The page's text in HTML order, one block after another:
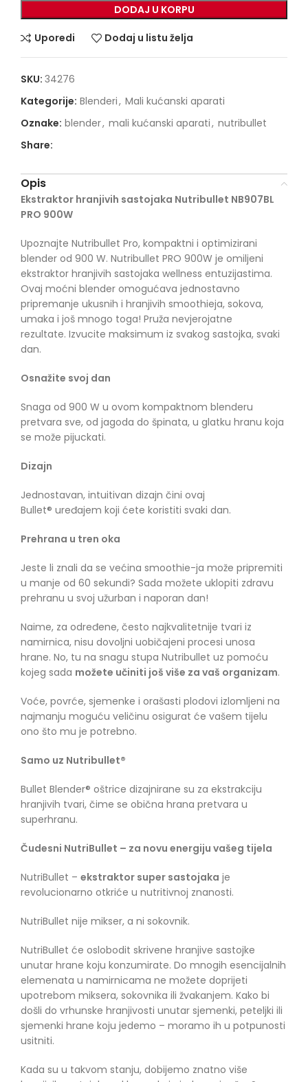
DODAJ U KORPU
Uporedi Dodaj u listu želja
SKU: 34276
Kategorije: Blenderi, Mali kućanski aparati
Oznake: blender, mali kućanski aparati, nutribullet
Share:
Opis
Ekstraktor hranjivih sastojaka Nutribullet NB907BL
PRO 900W
Upoznajte Nutribullet Pro, kompaktni i optimizirani
blender od 900 W. Nutribullet PRO 900W je omiljeni
ekstraktor hranjivih sastojaka wellness entuzijastima.
Ovaj moćni blender omogućava jednostavno
pripremanje ukusnih i hranjivih smoothieja, sokova,
umaka i još mnogo toga! Pruža nevjerojatne
rezultate. Izvucite maksimum iz svakog sastojka, svaki
dan.
Osnažite svoj dan
Snaga od 900 W u ovom kompaktnom blenderu
pretvara sve, od jagoda do špinata, u glatku hranu koja
se može pijuckati.
Dizajn
Jednostavan, intuitivan dizajn čini ovaj
Bullet® uređajem koji ćete koristiti svaki dan.
Prehrana u tren oka
Jeste li znali da se većina smoothie-ja može pripremiti
u manje od 60 sekundi? Sada možete uklopiti zdravu
prehranu u svoj užurban i naporan dan!
Naime, za određene, često najkvalitetnije tvari iz
namirnica, nisu dovoljni uobičajeni procesi unosa
hrane. No, tu na snagu stupa Nutribullet uz pomoću
kojeg sada možete učiniti još više za vaš organizam.
Voće, povrće, sjemenke i orašasti plodovi izlomljeni na
najmanju moguću veličinu osigurat će vašem tijelu
ono što mu je potrebno.
Samo uz Nutribullet®
Bullet Blender® oštrice dizajnirane su za ekstrakciju
hranjivih tvari, čime se obična hrana pretvara u
superhranu.
Čudesni NutriBullet – za novu energiju vašeg tijela
NutriBullet – ekstraktor super sastojaka je
revolucionarno otkriće u nutritivnoj znanosti.
NutriBullet nije mikser, a ni sokovnik.
NutriBullet će oslobodit skrivene hranjive sastojke
unutar hrane koju konzumirate. Do mnogih esencijalnih
elemenata u namirnicama ne možete doprijeti
upotrebom miksera, sokovnika ili žvakanjem. Kako bi
došli do vrhunske hranjivosti unutar sjemenki, peteljki ili
sjemenki hrane koju jedemo – moramo ih u potpunosti
usitniti.
Kada su u takvom stanju, dobijemo znatno više